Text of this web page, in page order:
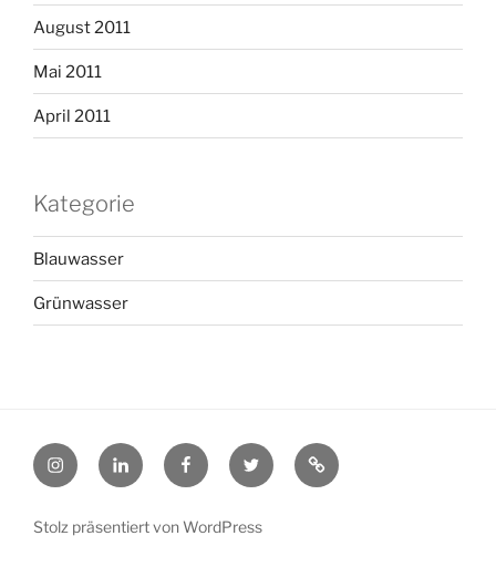
August 2011
Mai 2011
April 2011
Kategorie
Blauwasser
Grünwasser
@Instagram@LinkedIn@Facebook
@X @pinterest
Stolz präsentiert von WordPress